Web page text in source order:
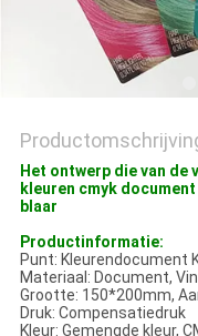
Het ontwerp die van
kleuren cmyk
blaar
Productinformatie:
Punt: Kleurendocument
Materiaal: Document,
Grootte: 150*200mm,
Druk: Compensatiedruk
Kleur: Gemengde kleur,